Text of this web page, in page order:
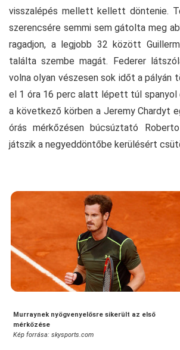
visszalépés mellett kellett döntenie.
szerencsére semmi sem gátolta meg
ragadjon, a legjobb 32 között
találta szembe magát. Federer
volna olyan vészesen sok időt a pályán
el 1 óra 16 perc alatt lépett túl spanyol
a következő körben a Jeremy Chardyt
órás mérkőzésen búcsúztató
játszik a negyeddöntőbe kerülésért
Murraynek nyögvenyelősre sikerült az első
mérkőzése
Kép forrása: skysports.com